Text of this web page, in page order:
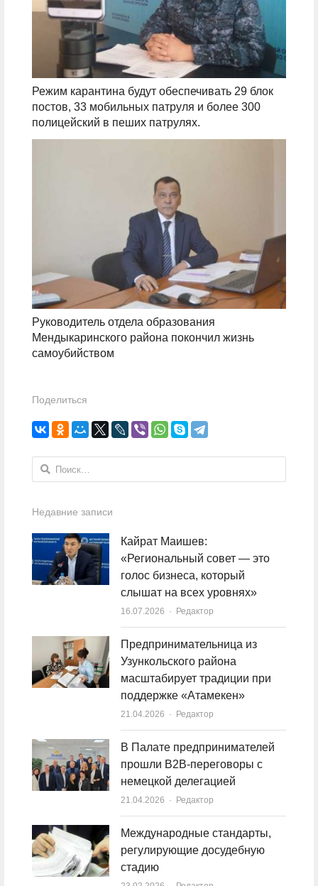
Режим карантина будут обеспечивать 29 блок
постов, 33 мобильных патруля и более 300
полицейский в пеших патрулях.
Руководитель отдела образования
Мендыкаринского района покончил жизнь
самоубийством
Поделиться
Найти:
Недавние записи
Кайрат Маишев:
«Региональный совет — это
голос бизнеса, который
слышат на всех уровнях»
16.07.2026 Author
Редактор
Предпринимательница из
Узункольского района
масштабирует традиции при
поддержке «Атамекен»
21.04.2026 Author
Редактор
В Палате предпринимателей
прошли B2B-переговоры с
немецкой делегацией
21.04.2026 Author
Редактор
Международные стандарты,
регулирующие досудебную
стадию